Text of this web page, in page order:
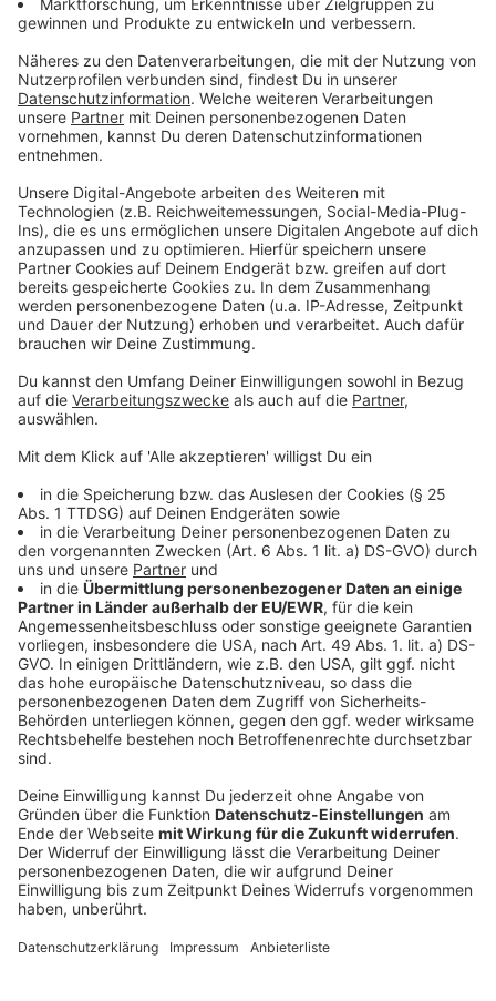
zugeschaltet. Mit einem Urteil wird erst in einigen
schriftliches Gutachten erwartet.(dpa)
Anzeige
Erstmeldung:
Am Donnerstag (24.07.) beginnt vor dem Landgericht
Koblenz ein Zivilverfahren im Fall der getöteten Luise
aus Freudenberg. Die Angehörigen der am 11. März
2023 erstochenen Zwölfjährigen fordern
Schmerzensgeld und Bestattungskosten von zwei
Täterinnen zum Tatzeitpunkt erst zwölf und 13 Jahre
alt waren, konnten sie strafrechtlich nicht belangt
werden.
Anzeige
Ablauf des Verfahrens
Anzeige
Das Verfahren startet mit einer sogenannten
Güteverhandlung, die eine einvernehmliche Lösung
zwischen den Parteien anstrebt. Sollte diese
scheitern, ist direkt im Anschluss ein Haupttermin
angesetzt. Diese Verhandlung wird als
Videoverhandlung durchgeführt, sodass alle
Beteiligten digital teilnehmen können.
Besonders sensibel ist die Vernehmung der beiden
Beklagten: Hier soll die Öffentlichkeit ausgeschlossen
werden. Ein Urteil wird am Donnerstag (24.07.) jedoch